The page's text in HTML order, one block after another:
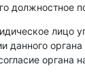
должностное
лицо
данного
органа